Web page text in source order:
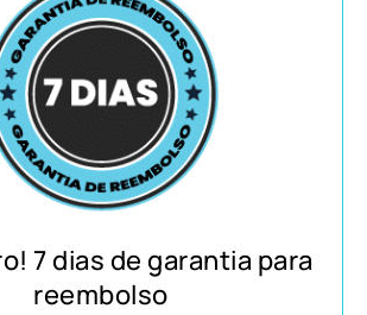
7 dias de garantia para
reembolso